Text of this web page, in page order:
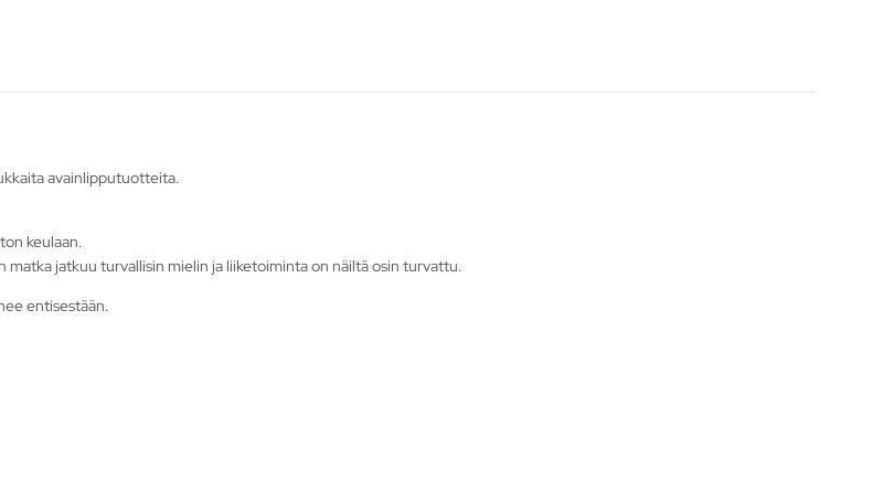
avainlipputuotteita.
keulaan.
matka jatkuu turvallisin mielin ja liiketoiminta on näiltä osin turvattu.
entisestään.